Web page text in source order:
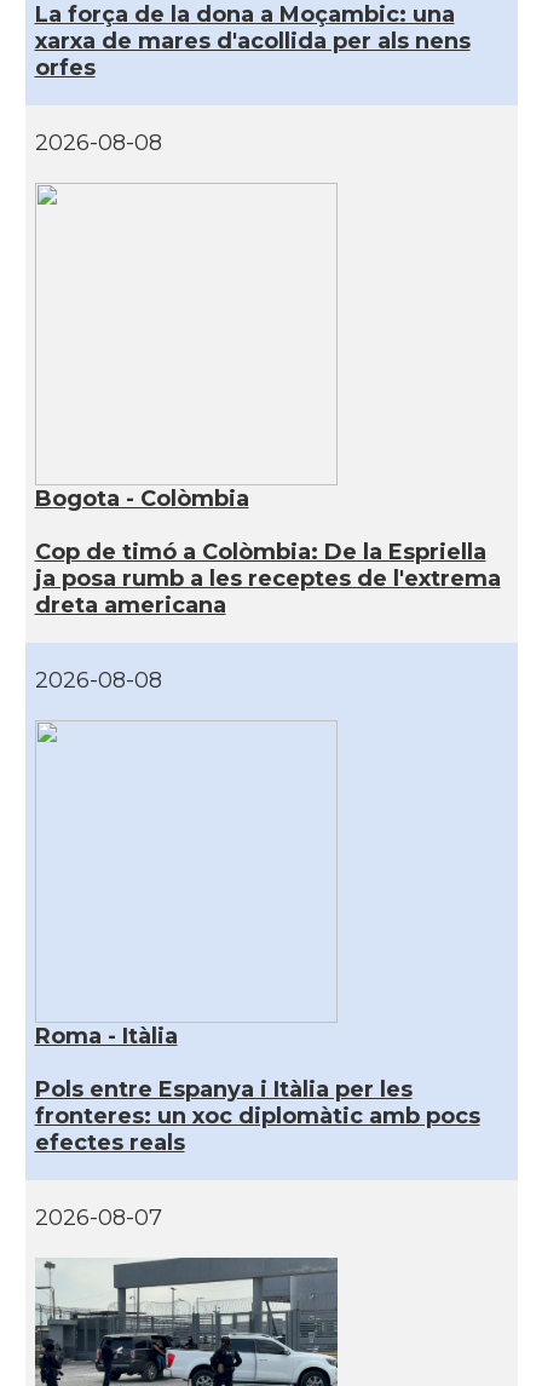
La força de la dona a Moçambic: una
xarxa de mares d'acollida per als nens
orfes
2026-08-08
Bogota - Colòmbia
Cop de timó a Colòmbia: De la Espriella
ja posa rumb a les receptes de l'extrema
dreta americana
2026-08-08
Roma - Itàlia
Pols entre Espanya i Itàlia per les
fronteres: un xoc diplomàtic amb pocs
efectes reals
2026-08-07